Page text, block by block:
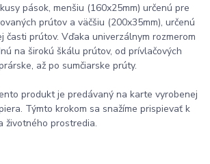
pások, menšiu (160x25mm) určenú pre
prútov a väčšiu (200x35mm), určenú
časti prútov. Vďaka univerzálnym rozmerom
na širokú škálu prútov, od prívlačových
až po sumčiarske prúty.
produkt je predávaný na karte vyrobenej
Týmto krokom sa snažíme prispievať k
životného prostredia.